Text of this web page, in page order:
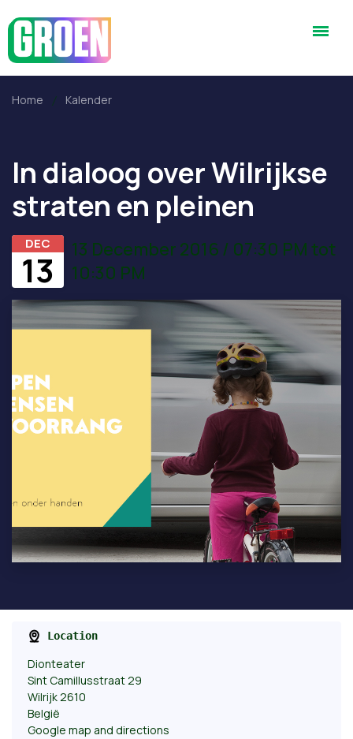
Home Kalender
In dialoog over Wilrijkse
straten en pleinen
DEC
13
13 December 2016 / 07:30 PM tot
10:30 PM
Location
Dionteater
Sint Camillusstraat 29
Wilrijk 2610
België
Google map and directions